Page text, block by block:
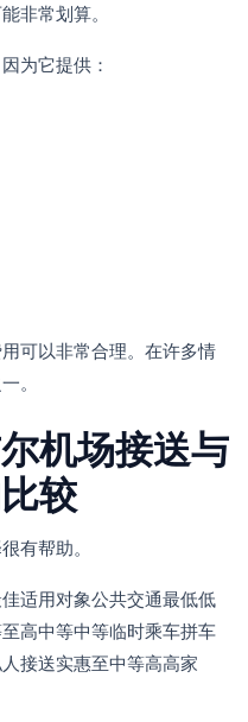
非常划算。
为它提供：
可以非常合理。在许多情
。
机场接送与
较
有帮助。
适用对象公共交通最低低
高中等中等临时乘车拼车
接送实惠至中等高高家